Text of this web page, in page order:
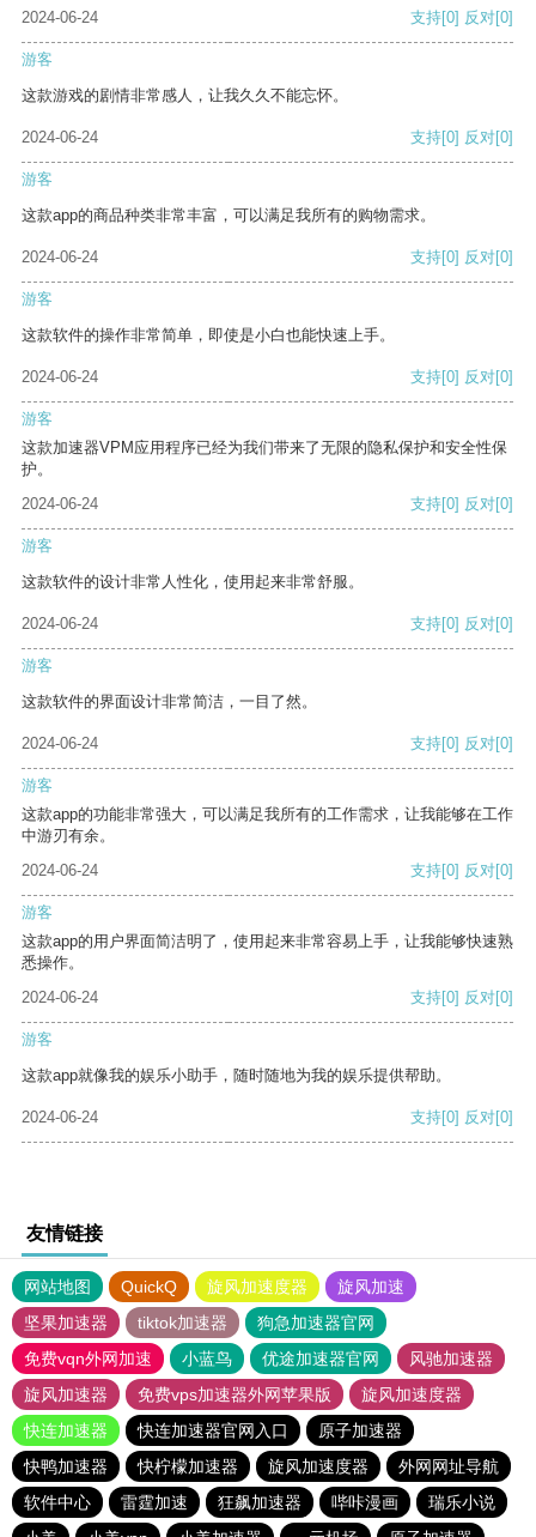
2024-06-24 支持[0] 反对[0]
游客
这款游戏的剧情非常感人，让我久久不能忘怀。
2024-06-24 支持[0] 反对[0]
游客
这款app的商品种类非常丰富，可以满足我所有的购物需求。
2024-06-24 支持[0] 反对[0]
游客
这款软件的操作非常简单，即使是小白也能快速上手。
2024-06-24 支持[0] 反对[0]
游客
这款加速器VPM应用程序已经为我们带来了无限的隐私保护和安全性保
护。
2024-06-24
支持[0] 反对[0]
游客
这款软件的设计非常人性化，使用起来非常舒服。
2024-06-24 支持[0] 反对[0]
游客
这款软件的界面设计非常简洁，一目了然。
2024-06-24 支持[0] 反对[0]
游客
这款app的功能非常强大，可以满足我所有的工作需求，让我能够在工作
中游刃有余。
2024-06-24
支持[0] 反对[0]
游客
这款app的用户界面简洁明了，使用起来非常容易上手，让我能够快速熟
悉操作。
2024-06-24
支持[0] 反对[0]
游客
这款app就像我的娱乐小助手，随时随地为我的娱乐提供帮助。
2024-06-24 支持[0] 反对[0]
友情链接
网站地图 QuickQ 旋风加速度器
旋风加速
坚果加速器
tiktok加速器
狗急加速器官网
免费vqn外网加速
小蓝鸟 优途加速器官网
风驰加速器
旋风加速器
免费vps加速器外网苹果版
旋风加速度器
快连加速器
快连加速器官网入口
原子加速器
快鸭加速器
快柠檬加速器 旋风加速度器
外网网址导航
软件中心
雷霆加速 狂飙加速器 哔咔漫画
瑞乐小说